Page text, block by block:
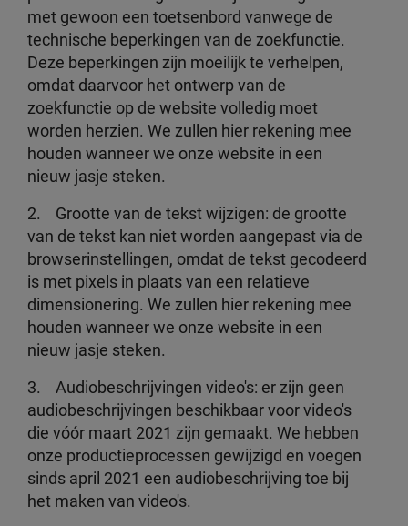
met gewoon een toetsenbord vanwege de
technische beperkingen van de zoekfunctie.
Deze beperkingen zijn moeilijk te verhelpen,
omdat daarvoor het ontwerp van de
zoekfunctie op de website volledig moet
worden herzien. We zullen hier rekening mee
houden wanneer we onze website in een
nieuw jasje steken.
2. Grootte van de tekst wijzigen: de grootte
van de tekst kan niet worden aangepast via de
browserinstellingen, omdat de tekst gecodeerd
is met pixels in plaats van een relatieve
dimensionering. We zullen hier rekening mee
houden wanneer we onze website in een
nieuw jasje steken.
3. Audiobeschrijvingen video's: er zijn geen
audiobeschrijvingen beschikbaar voor video's
die vóór maart 2021 zijn gemaakt. We hebben
onze productieprocessen gewijzigd en voegen
sinds april 2021 een audiobeschrijving toe bij
het maken van video's.